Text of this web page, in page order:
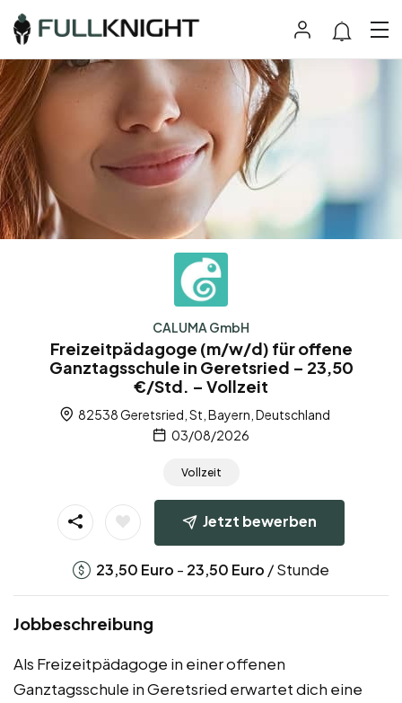
CALUMA GmbH
Freizeitpädagoge (m/w/d) für offene
Ganztagsschule in Geretsried – 23,50
€/Std. – Vollzeit
82538 Geretsried, St, Bayern, Deutschland
03/08/2026
Vollzeit
Jetzt bewerben
23,50 Euro - 23,50 Euro / Stunde
Jobbeschreibung
Als Freizeitpädagoge in einer offenen
Ganztagsschule in Geretsried erwartet dich eine